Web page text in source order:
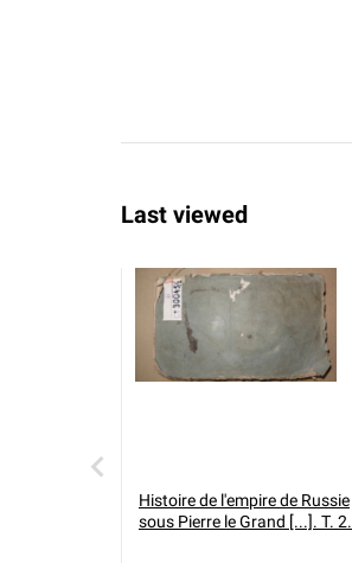
Last viewed
Histoire de l'empire de Russie
sous Pierre le Grand [...]. T. 2.